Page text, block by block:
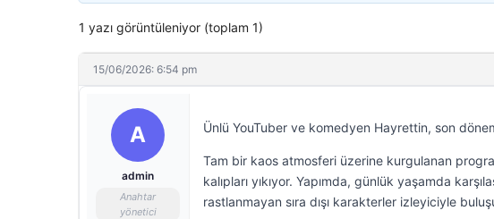
1 yazı görüntüleniyor (toplam 1)
15/06/2026: 6:54 pm
A
admin
Anahtar
yönetici
Ünlü YouTuber ve komedyen Hayrettin, son
Tam bir kaos atmosferi üzerine kurgulanan
kalıpları yıkıyor. Yapımda, günlük yaşamda
rastlanmayan sıra dışı karakterler izleyiciyle